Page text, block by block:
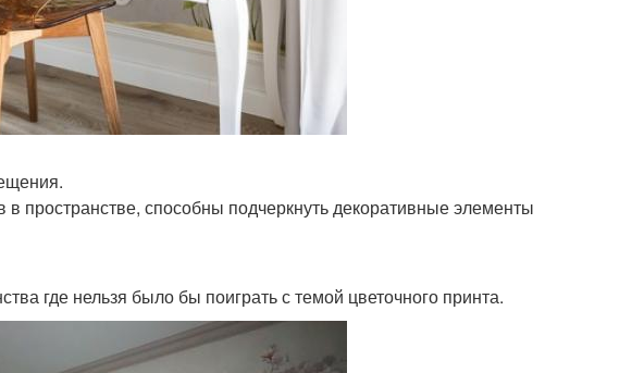
пространстве, способны подчеркнуть декоративные элементы
где нельзя было бы поиграть с темой цветочного принта.